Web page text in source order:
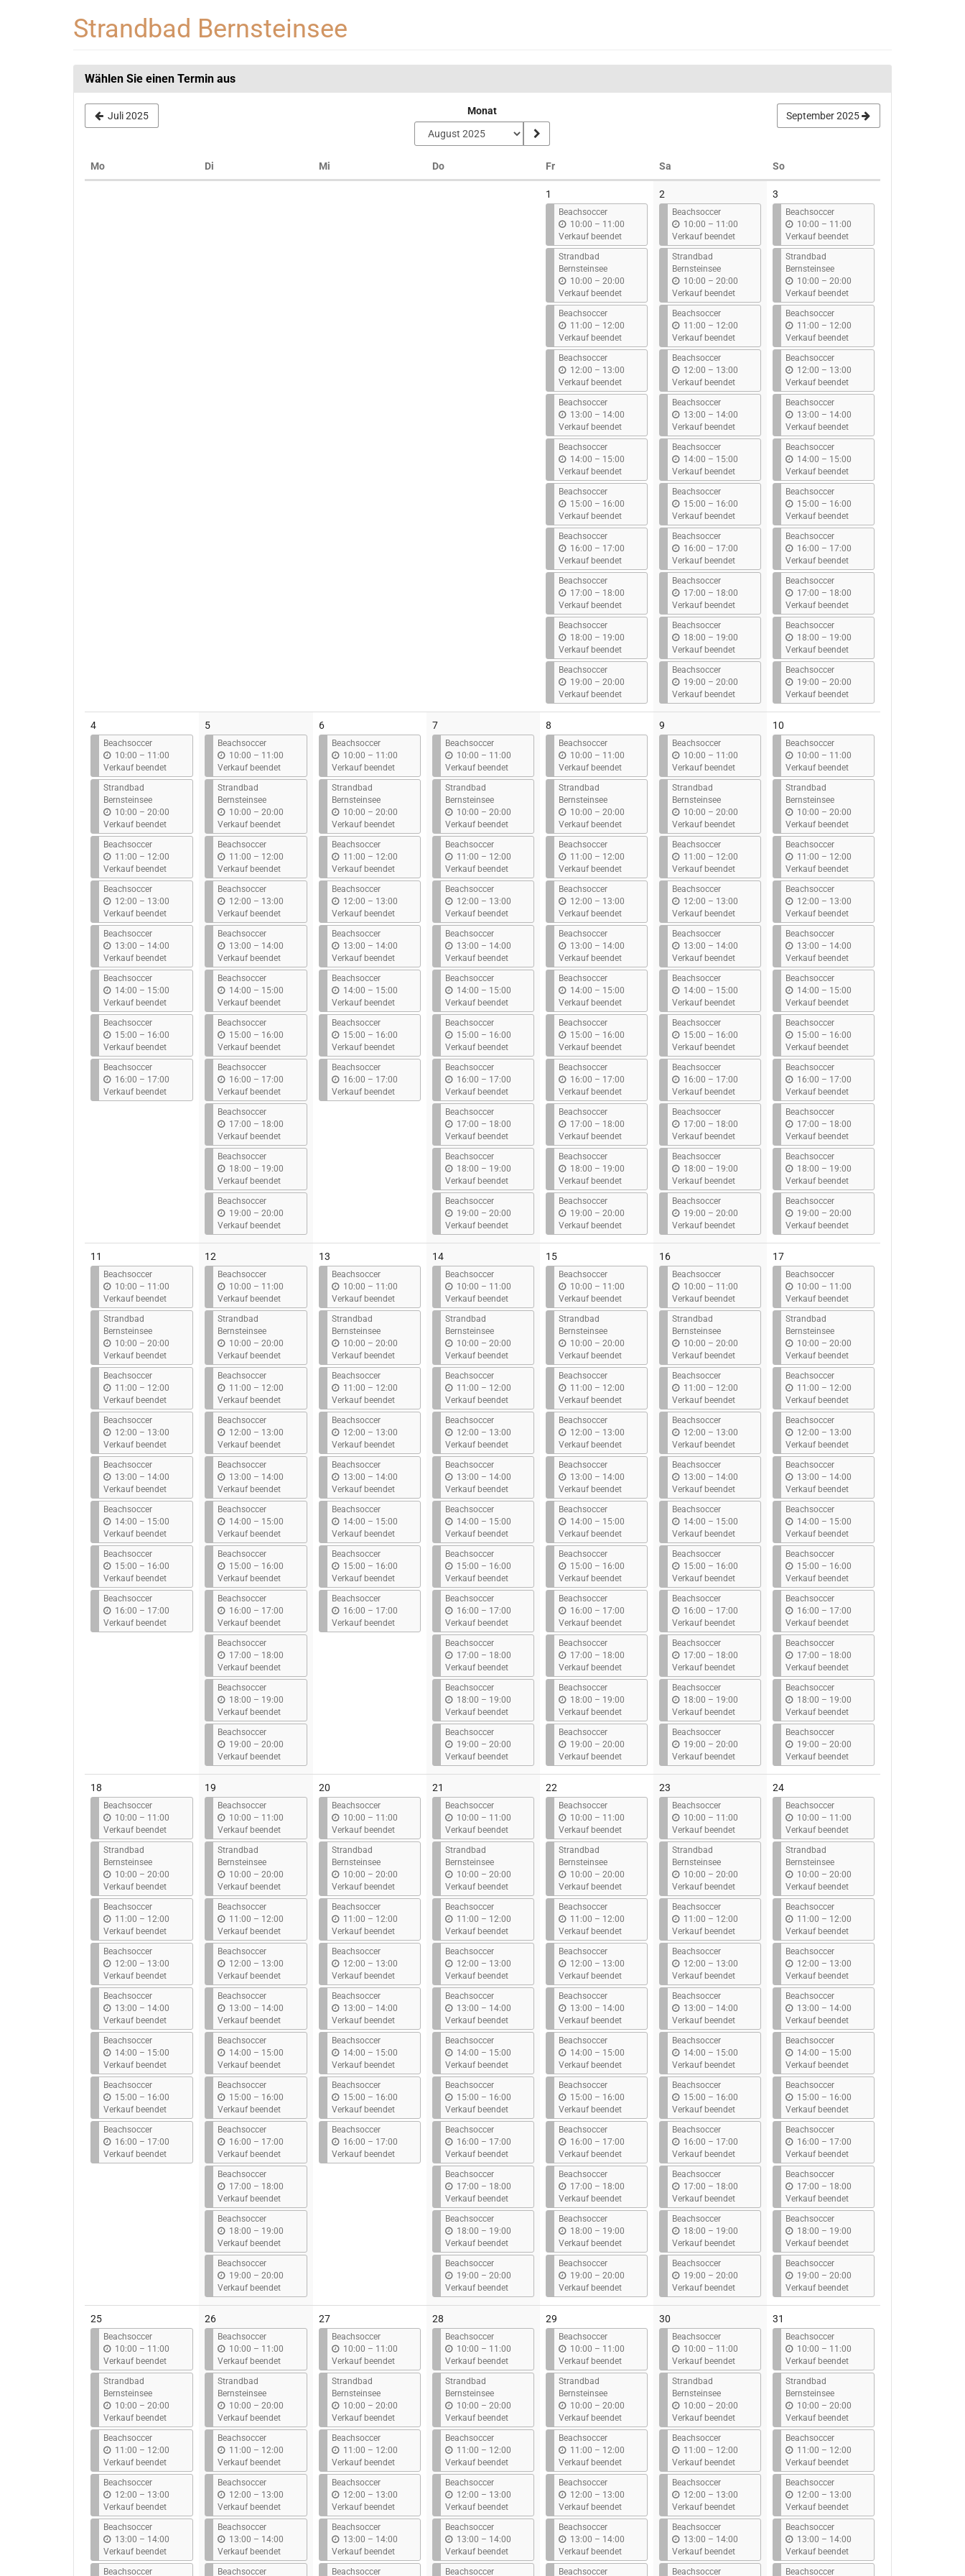
Strandbad Bernsteinsee
Wählen Sie einen Termin aus
Juli 2025 Monat September 2025
MoMontag Di Mi DoDonnerstag FrFreitag Sa SoSonntag
1
Beachsoccer
10:00 – b
i
s
11:00
Verkauf beendet
Strandbad
Bernsteinsee
10:00 – b
i
s
20:00
Verkauf beendet
Beachsoccer
11:00 – b
i
s
12:00
Verkauf beendet
Beachsoccer
12:00 – b
i
s
13:00
Verkauf beendet
Beachsoccer
13:00 – b
i
s
14:00
Verkauf beendet
Beachsoccer
14:00 – b
i
s
15:00
Verkauf beendet
Beachsoccer
15:00 – b
i
s
16:00
Verkauf beendet
Beachsoccer
16:00 – b
i
s
17:00
Verkauf beendet
Beachsoccer
17:00 – b
i
s
18:00
Verkauf beendet
Beachsoccer
18:00 – b
i
s
19:00
Verkauf beendet
Beachsoccer
19:00 – b
i
s
20:00
Verkauf beendet
2
Beachsoccer
10:00 – b
i
s
11:00
Verkauf beendet
Strandbad
Bernsteinsee
10:00 – b
i
s
20:00
Verkauf beendet
Beachsoccer
11:00 – b
i
s
12:00
Verkauf beendet
Beachsoccer
12:00 – b
i
s
13:00
Verkauf beendet
Beachsoccer
13:00 – b
i
s
14:00
Verkauf beendet
Beachsoccer
14:00 – b
i
s
15:00
Verkauf beendet
Beachsoccer
15:00 – b
i
s
16:00
Verkauf beendet
Beachsoccer
16:00 – b
i
s
17:00
Verkauf beendet
Beachsoccer
17:00 – b
i
s
18:00
Verkauf beendet
Beachsoccer
18:00 – b
i
s
19:00
Verkauf beendet
Beachsoccer
19:00 – b
i
s
20:00
Verkauf beendet
3
Beachsoccer
10:00 – b
i
s
11:00
Verkauf beendet
Strandbad
Bernsteinsee
10:00 – b
i
s
20:00
Verkauf beendet
Beachsoccer
11:00 – b
i
s
12:00
Verkauf beendet
Beachsoccer
12:00 – b
i
s
13:00
Verkauf beendet
Beachsoccer
13:00 – b
i
s
14:00
Verkauf beendet
Beachsoccer
14:00 – b
i
s
15:00
Verkauf beendet
Beachsoccer
15:00 – b
i
s
16:00
Verkauf beendet
Beachsoccer
16:00 – b
i
s
17:00
Verkauf beendet
Beachsoccer
17:00 – b
i
s
18:00
Verkauf beendet
Beachsoccer
18:00 – b
i
s
19:00
Verkauf beendet
Beachsoccer
19:00 – b
i
s
20:00
Verkauf beendet
4
Beachsoccer
10:00 – b
i
s
11:00
Verkauf beendet
Strandbad
Bernsteinsee
10:00 – b
i
s
20:00
Verkauf beendet
Beachsoccer
11:00 – b
i
s
12:00
Verkauf beendet
Beachsoccer
12:00 – b
i
s
13:00
Verkauf beendet
Beachsoccer
13:00 – b
i
s
14:00
Verkauf beendet
Beachsoccer
14:00 – b
i
s
15:00
Verkauf beendet
Beachsoccer
15:00 – b
i
s
16:00
Verkauf beendet
Beachsoccer
16:00 – b
i
s
17:00
Verkauf beendet
5
Beachsoccer
10:00 – b
i
s
11:00
Verkauf beendet
Strandbad
Bernsteinsee
10:00 – b
i
s
20:00
Verkauf beendet
Beachsoccer
11:00 – b
i
s
12:00
Verkauf beendet
Beachsoccer
12:00 – b
i
s
13:00
Verkauf beendet
Beachsoccer
13:00 – b
i
s
14:00
Verkauf beendet
Beachsoccer
14:00 – b
i
s
15:00
Verkauf beendet
Beachsoccer
15:00 – b
i
s
16:00
Verkauf beendet
Beachsoccer
16:00 – b
i
s
17:00
Verkauf beendet
Beachsoccer
17:00 – b
i
s
18:00
Verkauf beendet
Beachsoccer
18:00 – b
i
s
19:00
Verkauf beendet
Beachsoccer
19:00 – b
i
s
20:00
Verkauf beendet
6
Beachsoccer
10:00 – b
i
s
11:00
Verkauf beendet
Strandbad
Bernsteinsee
10:00 – b
i
s
20:00
Verkauf beendet
Beachsoccer
11:00 – b
i
s
12:00
Verkauf beendet
Beachsoccer
12:00 – b
i
s
13:00
Verkauf beendet
Beachsoccer
13:00 – b
i
s
14:00
Verkauf beendet
Beachsoccer
14:00 – b
i
s
15:00
Verkauf beendet
Beachsoccer
15:00 – b
i
s
16:00
Verkauf beendet
Beachsoccer
16:00 – b
i
s
17:00
Verkauf beendet
7
Beachsoccer
10:00 – b
i
s
11:00
Verkauf beendet
Strandbad
Bernsteinsee
10:00 – b
i
s
20:00
Verkauf beendet
Beachsoccer
11:00 – b
i
s
12:00
Verkauf beendet
Beachsoccer
12:00 – b
i
s
13:00
Verkauf beendet
Beachsoccer
13:00 – b
i
s
14:00
Verkauf beendet
Beachsoccer
14:00 – b
i
s
15:00
Verkauf beendet
Beachsoccer
15:00 – b
i
s
16:00
Verkauf beendet
Beachsoccer
16:00 – b
i
s
17:00
Verkauf beendet
Beachsoccer
17:00 – b
i
s
18:00
Verkauf beendet
Beachsoccer
18:00 – b
i
s
19:00
Verkauf beendet
Beachsoccer
19:00 – b
i
s
20:00
Verkauf beendet
8
Beachsoccer
10:00 – b
i
s
11:00
Verkauf beendet
Strandbad
Bernsteinsee
10:00 – b
i
s
20:00
Verkauf beendet
Beachsoccer
11:00 – b
i
s
12:00
Verkauf beendet
Beachsoccer
12:00 – b
i
s
13:00
Verkauf beendet
Beachsoccer
13:00 – b
i
s
14:00
Verkauf beendet
Beachsoccer
14:00 – b
i
s
15:00
Verkauf beendet
Beachsoccer
15:00 – b
i
s
16:00
Verkauf beendet
Beachsoccer
16:00 – b
i
s
17:00
Verkauf beendet
Beachsoccer
17:00 – b
i
s
18:00
Verkauf beendet
Beachsoccer
18:00 – b
i
s
19:00
Verkauf beendet
Beachsoccer
19:00 – b
i
s
20:00
Verkauf beendet
9
Beachsoccer
10:00 – b
i
s
11:00
Verkauf beendet
Strandbad
Bernsteinsee
10:00 – b
i
s
20:00
Verkauf beendet
Beachsoccer
11:00 – b
i
s
12:00
Verkauf beendet
Beachsoccer
12:00 – b
i
s
13:00
Verkauf beendet
Beachsoccer
13:00 – b
i
s
14:00
Verkauf beendet
Beachsoccer
14:00 – b
i
s
15:00
Verkauf beendet
Beachsoccer
15:00 – b
i
s
16:00
Verkauf beendet
Beachsoccer
16:00 – b
i
s
17:00
Verkauf beendet
Beachsoccer
17:00 – b
i
s
18:00
Verkauf beendet
Beachsoccer
18:00 – b
i
s
19:00
Verkauf beendet
Beachsoccer
19:00 – b
i
s
20:00
Verkauf beendet
10
Beachsoccer
10:00 – b
i
s
11:00
Verkauf beendet
Strandbad
Bernsteinsee
10:00 – b
i
s
20:00
Verkauf beendet
Beachsoccer
11:00 – b
i
s
12:00
Verkauf beendet
Beachsoccer
12:00 – b
i
s
13:00
Verkauf beendet
Beachsoccer
13:00 – b
i
s
14:00
Verkauf beendet
Beachsoccer
14:00 – b
i
s
15:00
Verkauf beendet
Beachsoccer
15:00 – b
i
s
16:00
Verkauf beendet
Beachsoccer
16:00 – b
i
s
17:00
Verkauf beendet
Beachsoccer
17:00 – b
i
s
18:00
Verkauf beendet
Beachsoccer
18:00 – b
i
s
19:00
Verkauf beendet
Beachsoccer
19:00 – b
i
s
20:00
Verkauf beendet
11
Beachsoccer
10:00 – b
i
s
11:00
Verkauf beendet
Strandbad
Bernsteinsee
10:00 – b
i
s
20:00
Verkauf beendet
Beachsoccer
11:00 – b
i
s
12:00
Verkauf beendet
Beachsoccer
12:00 – b
i
s
13:00
Verkauf beendet
Beachsoccer
13:00 – b
i
s
14:00
Verkauf beendet
Beachsoccer
14:00 – b
i
s
15:00
Verkauf beendet
Beachsoccer
15:00 – b
i
s
16:00
Verkauf beendet
Beachsoccer
16:00 – b
i
s
17:00
Verkauf beendet
12
Beachsoccer
10:00 – b
i
s
11:00
Verkauf beendet
Strandbad
Bernsteinsee
10:00 – b
i
s
20:00
Verkauf beendet
Beachsoccer
11:00 – b
i
s
12:00
Verkauf beendet
Beachsoccer
12:00 – b
i
s
13:00
Verkauf beendet
Beachsoccer
13:00 – b
i
s
14:00
Verkauf beendet
Beachsoccer
14:00 – b
i
s
15:00
Verkauf beendet
Beachsoccer
15:00 – b
i
s
16:00
Verkauf beendet
Beachsoccer
16:00 – b
i
s
17:00
Verkauf beendet
Beachsoccer
17:00 – b
i
s
18:00
Verkauf beendet
Beachsoccer
18:00 – b
i
s
19:00
Verkauf beendet
Beachsoccer
19:00 – b
i
s
20:00
Verkauf beendet
13
Beachsoccer
10:00 – b
i
s
11:00
Verkauf beendet
Strandbad
Bernsteinsee
10:00 – b
i
s
20:00
Verkauf beendet
Beachsoccer
11:00 – b
i
s
12:00
Verkauf beendet
Beachsoccer
12:00 – b
i
s
13:00
Verkauf beendet
Beachsoccer
13:00 – b
i
s
14:00
Verkauf beendet
Beachsoccer
14:00 – b
i
s
15:00
Verkauf beendet
Beachsoccer
15:00 – b
i
s
16:00
Verkauf beendet
Beachsoccer
16:00 – b
i
s
17:00
Verkauf beendet
14
Beachsoccer
10:00 – b
i
s
11:00
Verkauf beendet
Strandbad
Bernsteinsee
10:00 – b
i
s
20:00
Verkauf beendet
Beachsoccer
11:00 – b
i
s
12:00
Verkauf beendet
Beachsoccer
12:00 – b
i
s
13:00
Verkauf beendet
Beachsoccer
13:00 – b
i
s
14:00
Verkauf beendet
Beachsoccer
14:00 – b
i
s
15:00
Verkauf beendet
Beachsoccer
15:00 – b
i
s
16:00
Verkauf beendet
Beachsoccer
16:00 – b
i
s
17:00
Verkauf beendet
Beachsoccer
17:00 – b
i
s
18:00
Verkauf beendet
Beachsoccer
18:00 – b
i
s
19:00
Verkauf beendet
Beachsoccer
19:00 – b
i
s
20:00
Verkauf beendet
15
Beachsoccer
10:00 – b
i
s
11:00
Verkauf beendet
Strandbad
Bernsteinsee
10:00 – b
i
s
20:00
Verkauf beendet
Beachsoccer
11:00 – b
i
s
12:00
Verkauf beendet
Beachsoccer
12:00 – b
i
s
13:00
Verkauf beendet
Beachsoccer
13:00 – b
i
s
14:00
Verkauf beendet
Beachsoccer
14:00 – b
i
s
15:00
Verkauf beendet
Beachsoccer
15:00 – b
i
s
16:00
Verkauf beendet
Beachsoccer
16:00 – b
i
s
17:00
Verkauf beendet
Beachsoccer
17:00 – b
i
s
18:00
Verkauf beendet
Beachsoccer
18:00 – b
i
s
19:00
Verkauf beendet
Beachsoccer
19:00 – b
i
s
20:00
Verkauf beendet
16
Beachsoccer
10:00 – b
i
s
11:00
Verkauf beendet
Strandbad
Bernsteinsee
10:00 – b
i
s
20:00
Verkauf beendet
Beachsoccer
11:00 – b
i
s
12:00
Verkauf beendet
Beachsoccer
12:00 – b
i
s
13:00
Verkauf beendet
Beachsoccer
13:00 – b
i
s
14:00
Verkauf beendet
Beachsoccer
14:00 – b
i
s
15:00
Verkauf beendet
Beachsoccer
15:00 – b
i
s
16:00
Verkauf beendet
Beachsoccer
16:00 – b
i
s
17:00
Verkauf beendet
Beachsoccer
17:00 – b
i
s
18:00
Verkauf beendet
Beachsoccer
18:00 – b
i
s
19:00
Verkauf beendet
Beachsoccer
19:00 – b
i
s
20:00
Verkauf beendet
17
Beachsoccer
10:00 – b
i
s
11:00
Verkauf beendet
Strandbad
Bernsteinsee
10:00 – b
i
s
20:00
Verkauf beendet
Beachsoccer
11:00 – b
i
s
12:00
Verkauf beendet
Beachsoccer
12:00 – b
i
s
13:00
Verkauf beendet
Beachsoccer
13:00 – b
i
s
14:00
Verkauf beendet
Beachsoccer
14:00 – b
i
s
15:00
Verkauf beendet
Beachsoccer
15:00 – b
i
s
16:00
Verkauf beendet
Beachsoccer
16:00 – b
i
s
17:00
Verkauf beendet
Beachsoccer
17:00 – b
i
s
18:00
Verkauf beendet
Beachsoccer
18:00 – b
i
s
19:00
Verkauf beendet
Beachsoccer
19:00 – b
i
s
20:00
Verkauf beendet
18
Beachsoccer
10:00 – b
i
s
11:00
Verkauf beendet
Strandbad
Bernsteinsee
10:00 – b
i
s
20:00
Verkauf beendet
Beachsoccer
11:00 – b
i
s
12:00
Verkauf beendet
Beachsoccer
12:00 – b
i
s
13:00
Verkauf beendet
Beachsoccer
13:00 – b
i
s
14:00
Verkauf beendet
Beachsoccer
14:00 – b
i
s
15:00
Verkauf beendet
Beachsoccer
15:00 – b
i
s
16:00
Verkauf beendet
Beachsoccer
16:00 – b
i
s
17:00
Verkauf beendet
19
Beachsoccer
10:00 – b
i
s
11:00
Verkauf beendet
Strandbad
Bernsteinsee
10:00 – b
i
s
20:00
Verkauf beendet
Beachsoccer
11:00 – b
i
s
12:00
Verkauf beendet
Beachsoccer
12:00 – b
i
s
13:00
Verkauf beendet
Beachsoccer
13:00 – b
i
s
14:00
Verkauf beendet
Beachsoccer
14:00 – b
i
s
15:00
Verkauf beendet
Beachsoccer
15:00 – b
i
s
16:00
Verkauf beendet
Beachsoccer
16:00 – b
i
s
17:00
Verkauf beendet
Beachsoccer
17:00 – b
i
s
18:00
Verkauf beendet
Beachsoccer
18:00 – b
i
s
19:00
Verkauf beendet
Beachsoccer
19:00 – b
i
s
20:00
Verkauf beendet
20
Beachsoccer
10:00 – b
i
s
11:00
Verkauf beendet
Strandbad
Bernsteinsee
10:00 – b
i
s
20:00
Verkauf beendet
Beachsoccer
11:00 – b
i
s
12:00
Verkauf beendet
Beachsoccer
12:00 – b
i
s
13:00
Verkauf beendet
Beachsoccer
13:00 – b
i
s
14:00
Verkauf beendet
Beachsoccer
14:00 – b
i
s
15:00
Verkauf beendet
Beachsoccer
15:00 – b
i
s
16:00
Verkauf beendet
Beachsoccer
16:00 – b
i
s
17:00
Verkauf beendet
21
Beachsoccer
10:00 – b
i
s
11:00
Verkauf beendet
Strandbad
Bernsteinsee
10:00 – b
i
s
20:00
Verkauf beendet
Beachsoccer
11:00 – b
i
s
12:00
Verkauf beendet
Beachsoccer
12:00 – b
i
s
13:00
Verkauf beendet
Beachsoccer
13:00 – b
i
s
14:00
Verkauf beendet
Beachsoccer
14:00 – b
i
s
15:00
Verkauf beendet
Beachsoccer
15:00 – b
i
s
16:00
Verkauf beendet
Beachsoccer
16:00 – b
i
s
17:00
Verkauf beendet
Beachsoccer
17:00 – b
i
s
18:00
Verkauf beendet
Beachsoccer
18:00 – b
i
s
19:00
Verkauf beendet
Beachsoccer
19:00 – b
i
s
20:00
Verkauf beendet
22
Beachsoccer
10:00 – b
i
s
11:00
Verkauf beendet
Strandbad
Bernsteinsee
10:00 – b
i
s
20:00
Verkauf beendet
Beachsoccer
11:00 – b
i
s
12:00
Verkauf beendet
Beachsoccer
12:00 – b
i
s
13:00
Verkauf beendet
Beachsoccer
13:00 – b
i
s
14:00
Verkauf beendet
Beachsoccer
14:00 – b
i
s
15:00
Verkauf beendet
Beachsoccer
15:00 – b
i
s
16:00
Verkauf beendet
Beachsoccer
16:00 – b
i
s
17:00
Verkauf beendet
Beachsoccer
17:00 – b
i
s
18:00
Verkauf beendet
Beachsoccer
18:00 – b
i
s
19:00
Verkauf beendet
Beachsoccer
19:00 – b
i
s
20:00
Verkauf beendet
23
Beachsoccer
10:00 – b
i
s
11:00
Verkauf beendet
Strandbad
Bernsteinsee
10:00 – b
i
s
20:00
Verkauf beendet
Beachsoccer
11:00 – b
i
s
12:00
Verkauf beendet
Beachsoccer
12:00 – b
i
s
13:00
Verkauf beendet
Beachsoccer
13:00 – b
i
s
14:00
Verkauf beendet
Beachsoccer
14:00 – b
i
s
15:00
Verkauf beendet
Beachsoccer
15:00 – b
i
s
16:00
Verkauf beendet
Beachsoccer
16:00 – b
i
s
17:00
Verkauf beendet
Beachsoccer
17:00 – b
i
s
18:00
Verkauf beendet
Beachsoccer
18:00 – b
i
s
19:00
Verkauf beendet
Beachsoccer
19:00 – b
i
s
20:00
Verkauf beendet
24
Beachsoccer
10:00 – b
i
s
11:00
Verkauf beendet
Strandbad
Bernsteinsee
10:00 – b
i
s
20:00
Verkauf beendet
Beachsoccer
11:00 – b
i
s
12:00
Verkauf beendet
Beachsoccer
12:00 – b
i
s
13:00
Verkauf beendet
Beachsoccer
13:00 – b
i
s
14:00
Verkauf beendet
Beachsoccer
14:00 – b
i
s
15:00
Verkauf beendet
Beachsoccer
15:00 – b
i
s
16:00
Verkauf beendet
Beachsoccer
16:00 – b
i
s
17:00
Verkauf beendet
Beachsoccer
17:00 – b
i
s
18:00
Verkauf beendet
Beachsoccer
18:00 – b
i
s
19:00
Verkauf beendet
Beachsoccer
19:00 – b
i
s
20:00
Verkauf beendet
25
Beachsoccer
10:00 – b
i
s
11:00
Verkauf beendet
Strandbad
Bernsteinsee
10:00 – b
i
s
20:00
Verkauf beendet
Beachsoccer
11:00 – b
i
s
12:00
Verkauf beendet
Beachsoccer
12:00 – b
i
s
13:00
Verkauf beendet
Beachsoccer
13:00 – b
i
s
14:00
Verkauf beendet
Beachsoccer
26
Beachsoccer
10:00 – b
i
s
11:00
Verkauf beendet
Strandbad
Bernsteinsee
10:00 – b
i
s
20:00
Verkauf beendet
Beachsoccer
11:00 – b
i
s
12:00
Verkauf beendet
Beachsoccer
12:00 – b
i
s
13:00
Verkauf beendet
Beachsoccer
13:00 – b
i
s
14:00
Verkauf beendet
Beachsoccer
27
Beachsoccer
10:00 – b
i
s
11:00
Verkauf beendet
Strandbad
Bernsteinsee
10:00 – b
i
s
20:00
Verkauf beendet
Beachsoccer
11:00 – b
i
s
12:00
Verkauf beendet
Beachsoccer
12:00 – b
i
s
13:00
Verkauf beendet
Beachsoccer
13:00 – b
i
s
14:00
Verkauf beendet
Beachsoccer
28
Beachsoccer
10:00 – b
i
s
11:00
Verkauf beendet
Strandbad
Bernsteinsee
10:00 – b
i
s
20:00
Verkauf beendet
Beachsoccer
11:00 – b
i
s
12:00
Verkauf beendet
Beachsoccer
12:00 – b
i
s
13:00
Verkauf beendet
Beachsoccer
13:00 – b
i
s
14:00
Verkauf beendet
Beachsoccer
29
Beachsoccer
10:00 – b
i
s
11:00
Verkauf beendet
Strandbad
Bernsteinsee
10:00 – b
i
s
20:00
Verkauf beendet
Beachsoccer
11:00 – b
i
s
12:00
Verkauf beendet
Beachsoccer
12:00 – b
i
s
13:00
Verkauf beendet
Beachsoccer
13:00 – b
i
s
14:00
Verkauf beendet
Beachsoccer
30
Beachsoccer
10:00 – b
i
s
11:00
Verkauf beendet
Strandbad
Bernsteinsee
10:00 – b
i
s
20:00
Verkauf beendet
Beachsoccer
11:00 – b
i
s
12:00
Verkauf beendet
Beachsoccer
12:00 – b
i
s
13:00
Verkauf beendet
Beachsoccer
13:00 – b
i
s
14:00
Verkauf beendet
Beachsoccer
31
Beachsoccer
10:00 – b
i
s
11:00
Verkauf beendet
Strandbad
Bernsteinsee
10:00 – b
i
s
20:00
Verkauf beendet
Beachsoccer
11:00 – b
i
s
12:00
Verkauf beendet
Beachsoccer
12:00 – b
i
s
13:00
Verkauf beendet
Beachsoccer
13:00 – b
i
s
14:00
Verkauf beendet
Beachsoccer